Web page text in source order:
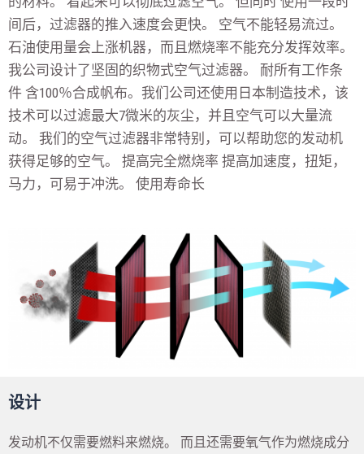
间后，过滤器的推入速度会更快。 空气不能轻易流过。
石油使用量会上涨机器，而且燃烧率不能充分发挥效率。
我公司设计了坚固的织物式空气过滤器。 耐所有工作条
件 含100％合成帆布。我们公司还使用日本制造技术，该
技术可以过滤最大7微米的灰尘，并且空气可以大量流
动。 我们的空气过滤器非常特别，可以帮助您的发动机
获得足够的空气。 提高完全燃烧率 提高加速度，扭矩，
马力，可易于冲洗。 使用寿命长
设计
发动机不仅需要燃料来燃烧。 而且还需要氧气作为燃烧成分